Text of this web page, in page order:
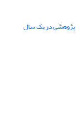
پژوهشی در یک سال